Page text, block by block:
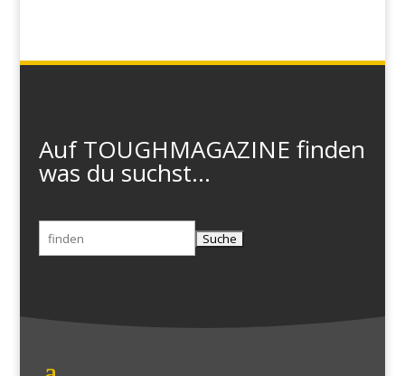
Auf TOUGHMAGAZINE finden
was du suchst...
Suchen
nach: